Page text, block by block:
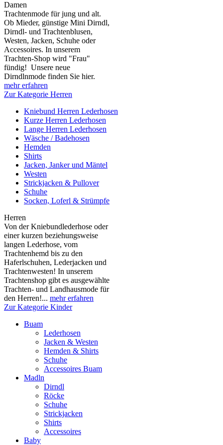
Damen
Trachtenmode für jung und alt.
Ob Mieder, günstige Mini Dirndl,
Dirndl- und Trachtenblusen,
Westen, Jacken, Schuhe oder
Accessoires. In unserem
Trachten-Shop wird "Frau"
fündig! Unsere neue
Dirndlnmode finden Sie hier.
mehr erfahren
Zur Kategorie Herren
Kniebund Herren Lederhosen
Kurze Herren Lederhosen
Lange Herren Lederhosen
Wäsche / Badehosen
Hemden
Shirts
Jacken, Janker und Mäntel
Westen
Strickjacken & Pullover
Schuhe
Socken, Loferl & Strümpfe
Herren
Von der Kniebundlederhose oder
einer kurzen beziehungsweise
langen Lederhose, vom
Trachtenhemd bis zu den
Haferlschuhen, Lederjacken und
Trachtenwesten! In unserem
Trachtenshop gibt es ausgewählte
Trachten- und Landhausmode für
den Herren!... mehr erfahren
Zur Kategorie Kinder
Buam
Lederhosen
Jacken & Westen
Hemden & Shirts
Schuhe
Accessoires Buam
Madln
Dirndl
Röcke
Schuhe
Strickjacken
Shirts
Accessoires
Baby